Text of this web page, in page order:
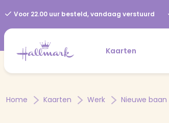
Voor 22.00 uur besteld, vandaag verstuurd
Kaarten
Home Kaarten Werk Nieuwe baan